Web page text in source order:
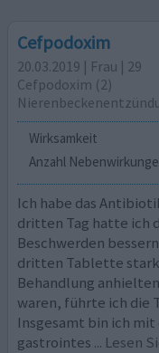
Cefpodoxim
20.03.2019 | Frau | 29
Cefpodoxim (2)
Wirksamkeit
Anzahl
Ich habe das
dritten Tag hatte ich
Beschwerden
dritten Tablette
Behandlung
waren, führte ich die
Insgesamt bin ich
gastrointes ... Lesen